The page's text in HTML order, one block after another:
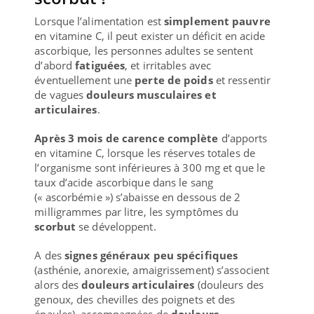
Lorsque l’alimentation estsimplement pauvre
en vitamine C, il peut exister un déficit en acide
ascorbique, les personnes adultes se sentent
d’abordfatiguées, et irritables avec
éventuellement une perte de poidset ressentir
de vaguesdouleurs musculaires et
articulaires.
Après 3 mois de carence complète d’apports
en vitamine C, lorsque les réserves totales de
l’organisme sont inférieures à 300 mg et que le
taux d’acide ascorbique dans le sang
(« ascorbémie ») s’abaisse en dessous de 2
milligrammes par litre, les symptômes du
scorbut se développent.
A des signes généraux peu spécifiques
(asthénie, anorexie, amaigrissement) s’associent
alors desdouleurs articulaires (douleurs des
genoux, des chevilles des poignets et des